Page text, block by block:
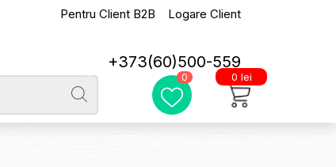
Pentru Client B2B Logare Client
+373(60)500-559
0 0 lei